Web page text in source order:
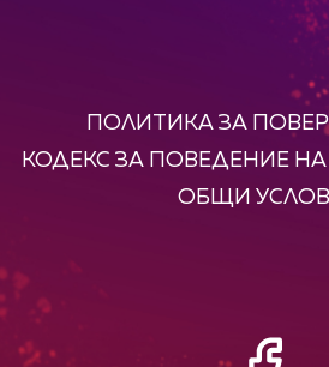
ПОЛИТИКА ЗА
КОДЕКС ЗА ПОВЕДЕНИЕ
ОБЩИ